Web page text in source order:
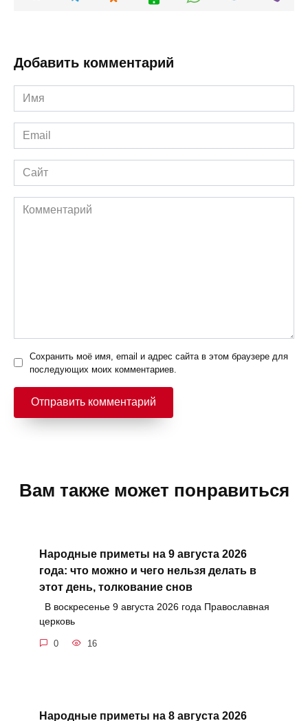
Добавить комментарий
Имя
*
Email
*
Сайт
Комментарий
Сохранить моё имя, email и адрес сайта в этом браузере для
последующих моих комментариев.
Вам также может понравиться
Народные приметы на 9 августа 2026
года: что можно и чего нельзя делать в
этот день, толкование снов
В воскресенье 9 августа 2026 года Православная
церковь
0 16
Народные приметы на 8 августа 2026